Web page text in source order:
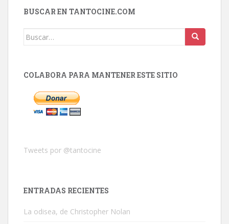
BUSCAR EN TANTOCINE.COM
Buscar:
COLABORA PARA MANTENER ESTE SITIO
Tweets por @tantocine
ENTRADAS RECIENTES
La odisea, de Christopher Nolan